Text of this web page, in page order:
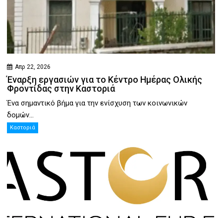
Απρ 22, 2026
Έναρξη εργασιών για το Κέντρο Ημέρας Ολικής
Φροντίδας στην Καστοριά
Ένα σημαντικό βήμα για την ενίσχυση των κοινωνικών
δομών...
Καστοριά